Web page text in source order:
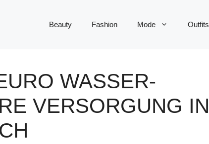
Beauty Fashion Mode Outfits
WASSER-
VERSORGUNG IN